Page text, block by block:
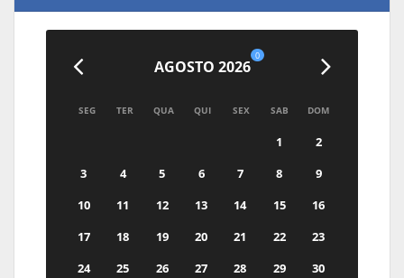
AGOSTO 2026
0
SEG TER QUA QUI SEX SAB DOM
1
2
3
4 5 6 7 8
9
10
11 12 13 14 15
16
17
18 19 20 21 22
23
24
25 26 27 28 29
30